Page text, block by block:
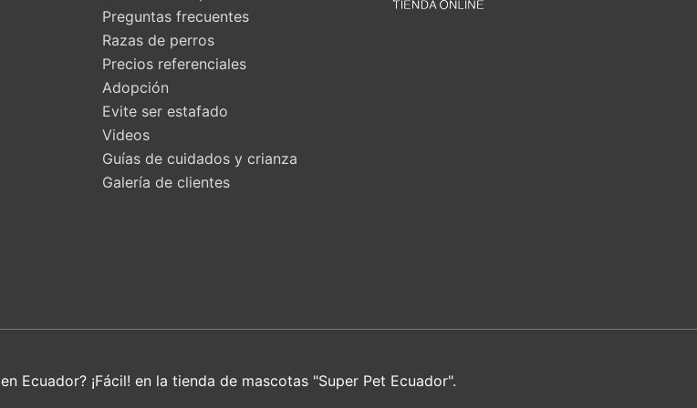
Preguntas frecuentes
Razas de perros
Precios referenciales
Adopción
Evite ser estafado
Videos
Guías de cuidados y crianza
Galería de clientes
en Ecuador? ¡Fácil! en la tienda de mascotas "Super Pet Ecuador".